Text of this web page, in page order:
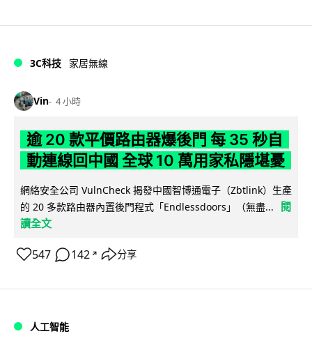
3C科技 家居無線
Vin 4 小時
逾 20 款平價路由器爆後門 每 35 秒自
動連線回中國 全球 10 萬用家私隱堪憂
網絡安全公司 VulnCheck 揭發中國智博通電子（Zbtlink）生產
的 20 多款路由器內置後門程式「Endlessdoors」（無盡...
閱
讀全文
547 142 ↗ 分享
人工智能